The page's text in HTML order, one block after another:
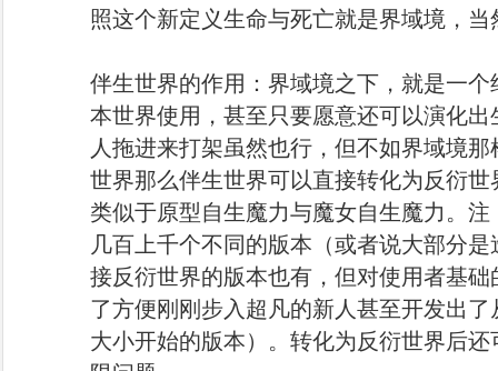
照这个新定义生命与死亡就是界域境，
伴生世界的作用：界域境之下，就是一
本世界使用，甚至只要愿意还可以演化
人拖进来打架虽然也行，但不如界域境
世界那么伴生世界可以直接转化为反衍
类似于原型自生魔力与魔女自生魔力。
几百上千个不同的版本（或者说大部分
接反衍世界的版本也有，但对使用者基
了方便刚刚步入超凡的新人甚至开发出
大小开始的版本）。转化为反衍世界后